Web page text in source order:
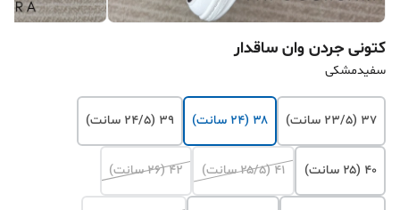
کتونی جردن وان ساقدار
سفیدمشکی
۳۷ (۲۳/۵ سانت) ۳۸ (۲۴ سانت) ۳۹ (۲۴/۵ سانت)
۴۰ (۲۵ سانت) ۴۱ (۲۵/۵ سانت) ۴۲ (۲۶ سانت)